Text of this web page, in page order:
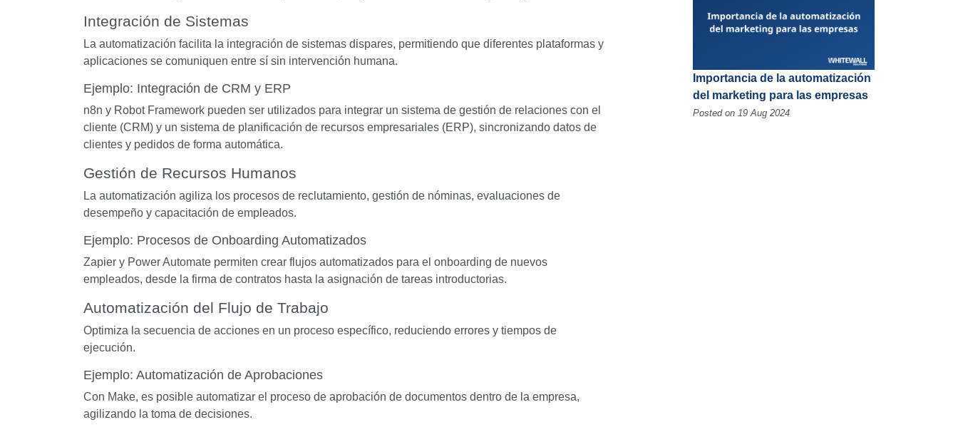
Integración de Sistemas
La automatización facilita la integración de sistemas dispares, permitiendo que diferentes plataformas y
aplicaciones se comuniquen entre sí sin intervención humana.
Ejemplo: Integración de CRM y ERP
n8n y Robot Framework pueden ser utilizados para integrar un sistema de gestión de relaciones con el
cliente (CRM) y un sistema de planificación de recursos empresariales (ERP), sincronizando datos de
clientes y pedidos de forma automática.
Gestión de Recursos Humanos
La automatización agiliza los procesos de reclutamiento, gestión de nóminas, evaluaciones de
desempeño y capacitación de empleados.
Ejemplo: Procesos de Onboarding Automatizados
Zapier y Power Automate permiten crear flujos automatizados para el onboarding de nuevos
empleados, desde la firma de contratos hasta la asignación de tareas introductorias.
Automatización del Flujo de Trabajo
Optimiza la secuencia de acciones en un proceso específico, reduciendo errores y tiempos de
ejecución.
Ejemplo: Automatización de Aprobaciones
Con Make, es posible automatizar el proceso de aprobación de documentos dentro de la empresa,
agilizando la toma de decisiones.
Importancia de la automatización
del marketing para las empresas
Posted on 19 Aug 2024